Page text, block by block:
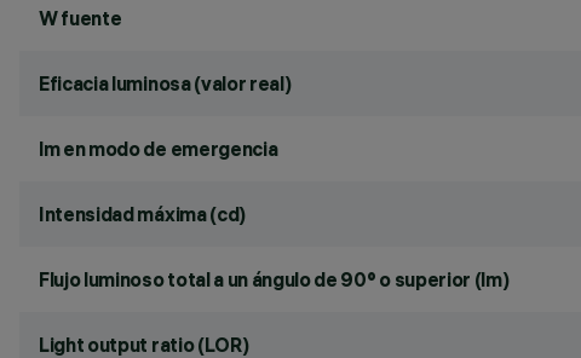
W fuente
Eficacia luminosa (valor real)
lm en modo de emergencia
Intensidad máxima (cd)
Flujo luminoso total a un ángulo de 90° o superior (lm)
Light output ratio (LOR)